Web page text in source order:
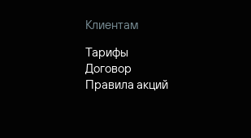
Клиентам
Тарифы
Договор
Правила акций